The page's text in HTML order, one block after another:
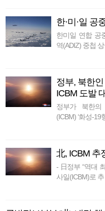
한·미·일 공
한미일 연합 공
역(ADIZ) 중첩 상
정부, 북한
ICBM 도발
정부가 북한의
(ICBM) ‘화성-19
北, ICBM 추
- 日정부 “역대
사일(ICBM)로 추